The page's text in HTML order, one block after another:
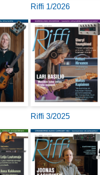
Riffi 1/2026
Riffi 3/2025